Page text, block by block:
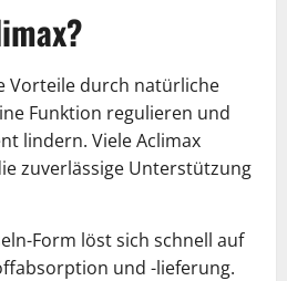
Vorteile durch natürliche
Funktion regulieren und
lindern. Viele Aclimax
zuverlässige Unterstützung
Form löst sich schnell auf
und -lieferung.